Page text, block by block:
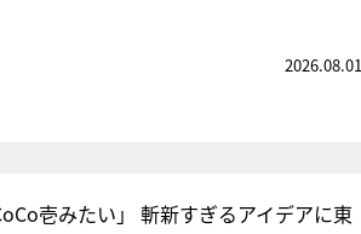
2026.08.01
壱みたい」 斬新すぎるアイデアに東